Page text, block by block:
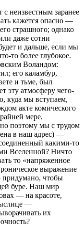
неизвестным заранее
кажется опасно —
страшного; однако
даже сотни
и дальше, если мы
то более глубокое.
Воландом:
его каламбур,
и тьме, был
эту атмосферу чего-
куда мы вступаем,
акте комического
мере,
поэтому мы с трудом
в наш адрес) —
какими-то
Вселенной? Ничто
то «напряженное
выражение
придумано, чтобы
буре. Наш мир
— на красоте,
—
их